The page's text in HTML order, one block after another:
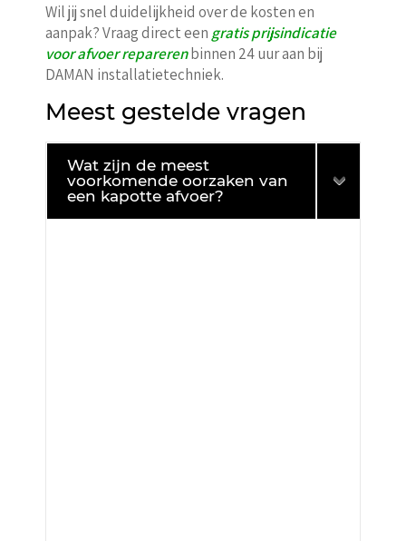
Wil jij snel duidelijkheid over de kosten en
aanpak? Vraag direct een gratis prijsindicatie
voor afvoer reparerenbinnen 24 uur aan bij
DAMAN installatietechniek.
Meest gestelde vragen
Wat zijn de meest
voorkomende oorzaken van
een kapotte afvoer?